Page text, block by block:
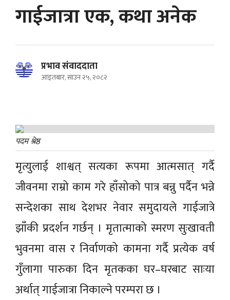
गाईजात्रा एक, कथा अनेक
प्रभाव संवाददाता
आइतबार, साउन २५, २०८२
पदम श्रेष्ठ
मृत्युलाई शाश्वत् सत्यका रूपमा आत्मसात् गर्दै
जीवनमा राम्रो काम गरे हाँसोको पात्र बन्नु पर्दैन भन्ने
सन्देशका साथ देशभर नेवार समुदायले गाईजात्रे
झाँकी प्रदर्शन गर्छन् । मृतात्माको स्मरण सुःखावती
भुवनमा वास र निर्वाणको कामना गर्दै प्रत्येक वर्ष
गुँलागा पारुका दिन मृतकका घर–घरबाट साःया
अर्थात् गाईजात्रा निकाल्ने परम्परा छ ।